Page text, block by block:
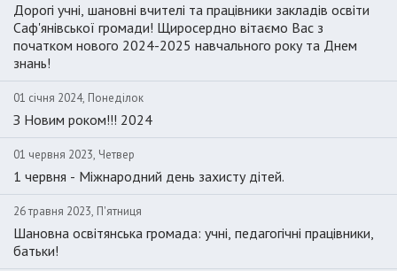
Дорогі учні, шановні вчителі та працівники закладів освіти
Саф'янівської громади! Щиросердно вітаємо Вас з
початком нового 2024-2025 навчального року та Днем
знань!
01 січня 2024, Понеділок
З Новим роком!!! 2024
01 червня 2023, Четвер
1 червня - Міжнародний день захисту дітей.
26 травня 2023, П'ятниця
Шановна освітянська громада: учні, педагогічні працівники,
батьки!